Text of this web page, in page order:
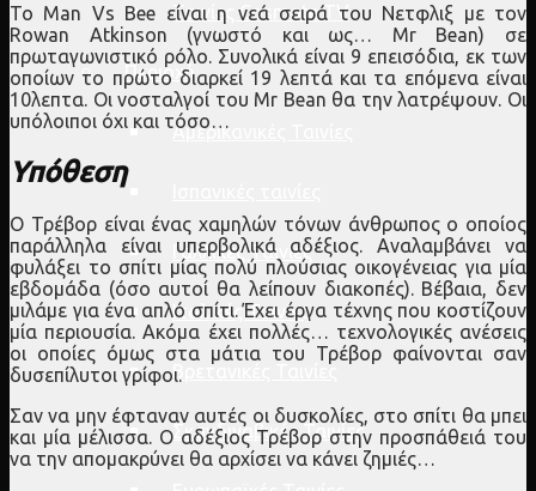
Ταινίες Cosmote TV
Περιοχή
Αμερικανικές Ταινίες
Γαλλικές Ταινίες
Ιταλικές Ταινίες
Βρετανικές Ταινίες
Σκανδιναβικές Ταινίες
Το Man Vs Bee είναι η νεά σειρά του Νετφλιξ με τον
Rowan Atkinson (γνωστό και ως… Mr Bean) σε
πρωταγωνιστικό ρόλο. Συνολικά είναι 9 επεισόδια, εκ των
οποίων το πρώτο διαρκεί 19 λεπτά και τα επόμενα είναι
10λεπτα. Οι νοσταλγοί του Mr Bean θα την λατρέψουν. Οι
υπόλοιποι όχι και τόσο…
Υπόθεση
Ο Τρέβορ είναι ένας χαμηλών τόνων άνθρωπος ο οποίος
παράλληλα είναι υπερβολικά αδέξιος. Αναλαμβάνει να
φυλάξει το σπίτι μίας πολύ πλούσιας οικογένειας για μία
εβδομάδα (όσο αυτοί θα λείπουν διακοπές). Βέβαια, δεν
μιλάμε για ένα απλό σπίτι. Έχει έργα τέχνης που κοστίζουν
μία περιουσία. Ακόμα έχει πολλές… τεχνολογικές ανέσεις
οι οποίες όμως στα μάτια του Τρέβορ φαίνονται σαν
δυσεπίλυτοι γρίφοι.
Σαν να μην έφταναν αυτές οι δυσκολίες, στο σπίτι θα μπει
και μία μέλισσα. Ο αδέξιος Τρέβορ στην προσπάθειά του
να την απομακρύνει θα αρχίσει να κάνει ζημιές…